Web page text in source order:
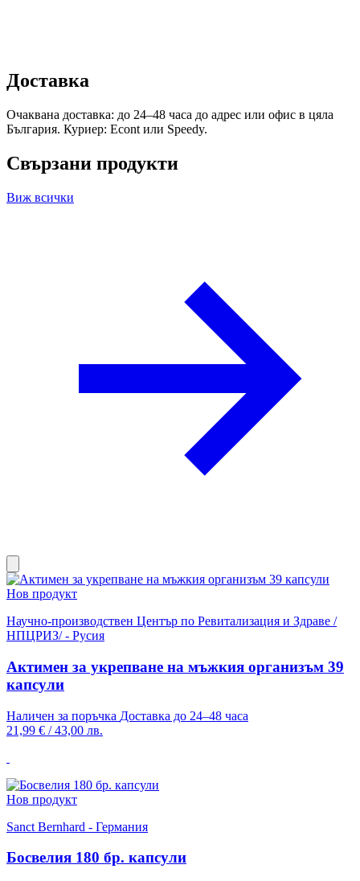
Доставка
Очаквана доставка: до 24–48 часа до адрес или офис в цяла
България. Куриер: Econt или Speedy.
Свързани продукти
Виж всички
Нов продукт
Научно-производствен Център по Ревитализация и Здраве /
НПЦРИЗ/ - Русия
Актимен за укрепване на мъжкия организъм 39
капсули
Наличен за поръчка Доставка до 24–48 часа
21,99 € / 43,00 лв.
Нов продукт
Sanct Bernhard - Германия
Босвелия 180 бр. капсули